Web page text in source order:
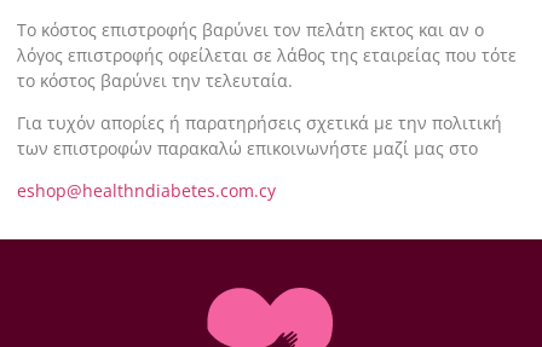
Το κόστος επιστροφής βαρύνει τον πελάτη εκτος και αν ο
λόγος επιστροφής οφείλεται σε λάθος της εταιρείας που τότε
το κόστος βαρύνει την τελευταία.
Για τυχόν απορίες ή παρατηρήσεις σχετικά με την πολιτική
των επιστροφών παρακαλώ επικοινωνήστε μαζί μας στο
eshop@healthndiabetes.com.cy